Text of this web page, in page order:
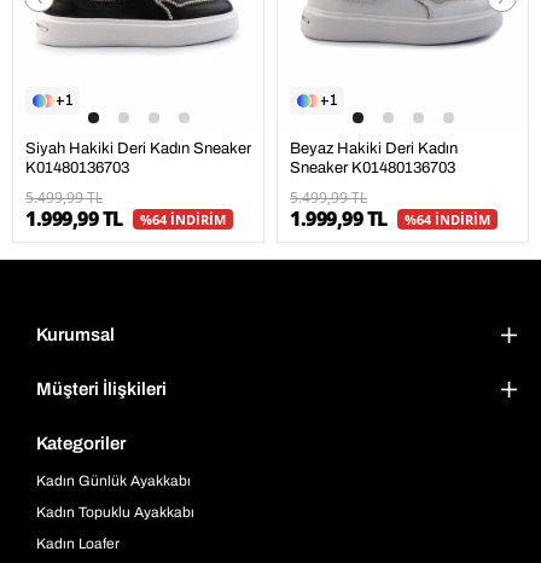
1
Siyah Hakiki Deri Kadın Sneaker
K01480136703
5.499,99 TL
1.999,99 TL %64 İNDİRİM
1
Beyaz Hakiki Deri Kadın
Sneaker K01480136703
5.499,99 TL
1.999,99 TL %64 İNDİRİM
Kurumsal
Müşteri İlişkileri
Kategoriler
Kadın Günlük Ayakkabı
Kadın Topuklu Ayakkabı
Kadın Loafer